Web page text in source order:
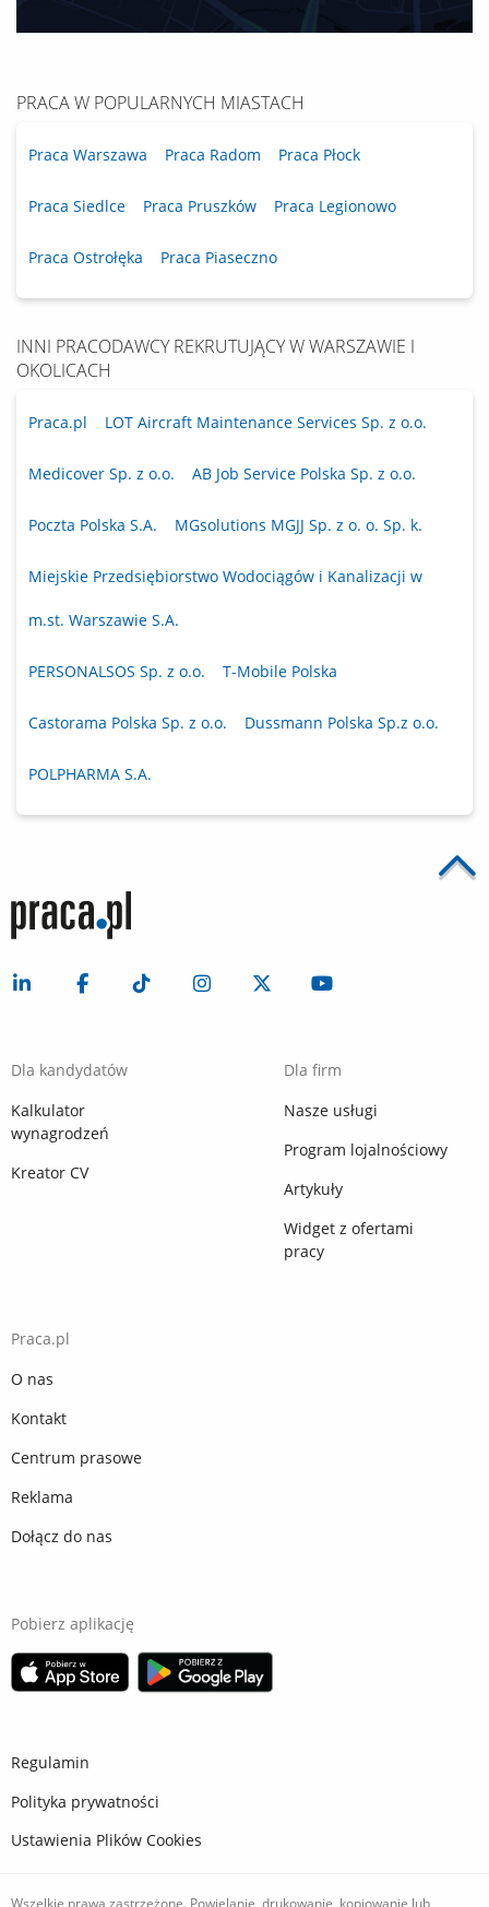
PRACA W POPULARNYCH MIASTACH
Praca Warszawa Praca Radom Praca Płock
Praca Siedlce Praca Pruszków Praca Legionowo
Praca Ostrołęka Praca Piaseczno
INNI PRACODAWCY REKRUTUJĄCY W WARSZAWIE I
OKOLICACH
Praca.pl LOT Aircraft Maintenance Services Sp. z o.o.
Medicover Sp. z o.o. AB Job Service Polska Sp. z o.o.
Poczta Polska S.A. MGsolutions MGJJ Sp. z o. o. Sp. k.
Miejskie Przedsiębiorstwo Wodociągów i Kanalizacji w
m.st. Warszawie S.A.
PERSONALSOS Sp. z o.o. T-Mobile Polska
Castorama Polska Sp. z o.o. Dussmann Polska Sp.z o.o.
POLPHARMA S.A.
Dla kandydatów
Kalkulator
wynagrodzeń
Kreator CV
Dla firm
Nasze usługi
Program lojalnościowy
Artykuły
Widget z ofertami
pracy
Praca.pl
O nas
Kontakt
Centrum prasowe
Reklama
Dołącz do nas
Pobierz aplikację
Regulamin
Polityka prywatności
Ustawienia Plików Cookies